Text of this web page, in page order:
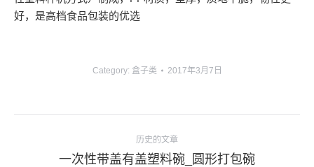
好，是高档食品包装的优选
Category: 盒子类 2017年3月7日
历史的文章
上
一次性带盖有盖塑料碗_圆形打包碗